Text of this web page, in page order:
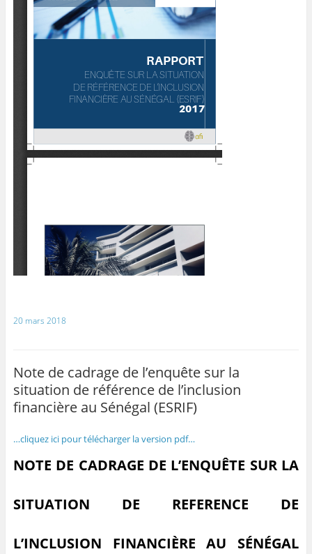
20 mars 2018
Note de cadrage de l’enquête sur la
situation de référence de l’inclusion
financière au Sénégal (ESRIF)
…cliquez ici pour télécharger la version pdf…
NOTE DE CADRAGE DE L’ENQUÊTE SUR LA
SITUATION DE REFERENCE DE
L’INCLUSION FINANCIÈRE AU SÉNÉGAL